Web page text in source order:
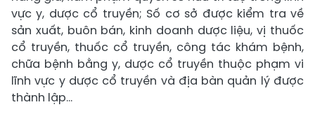
vực y, dược cổ truyền; Số cơ sở được kiểm tra về
sản xuất, buôn bán, kinh doanh dược liệu, vị thuốc
cổ truyền, thuốc cổ truyền, công tác khám bệnh,
chữa bệnh bằng y, dược cổ truyền thuộc phạm vi
lĩnh vực y dược cổ truyền và địa bàn quản lý được
thành lập...